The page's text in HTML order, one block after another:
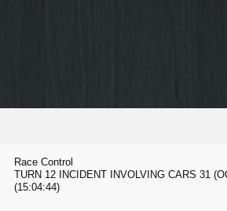
Race Control
TURN 12 INCIDENT INVOLVING CARS 31
(15:04:44)